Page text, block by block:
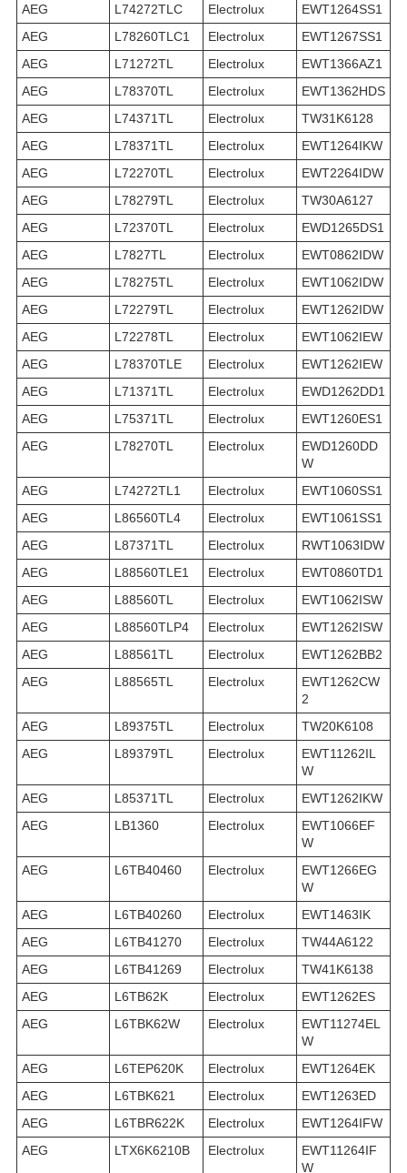
AEG
L74272TLC Electrolux
EWT1264SS1
AEG
L78260TLC1 Electrolux
EWT1267SS1
AEG
L71272TL Electrolux
EWT1366AZ1
AEG
L78370TL Electrolux
EWT1362HDS
AEG
L74371TL Electrolux
TW31K6128
AEG
L78371TL Electrolux
EWT1264IKW
AEG
L72270TL Electrolux
EWT2264IDW
AEG
L78279TL Electrolux
TW30A6127
AEG
L72370TL Electrolux
EWD1265DS1
AEG
L7827TL Electrolux
EWT0862IDW
AEG
L78275TL Electrolux
EWT1062IDW
AEG
L72279TL Electrolux
EWT1262IDW
AEG
L72278TL Electrolux
EWT1062IEW
AEG
L78370TLE Electrolux
EWT1262IEW
AEG
L71371TL Electrolux
EWD1262DD1
AEG
L75371TL Electrolux
EWT1260ES1
AEG
L78270TL Electrolux
EWD1260DD
W
AEG
L74272TL1 Electrolux
EWT1060SS1
AEG
L86560TL4 Electrolux
EWT1061SS1
AEG
L87371TL Electrolux
RWT1063IDW
AEG
L88560TLE1 Electrolux
EWT0860TD1
AEG
L88560TL Electrolux
EWT1062ISW
AEG
L88560TLP4 Electrolux
EWT1262ISW
AEG
L88561TL Electrolux
EWT1262BB2
AEG
L88565TL Electrolux
EWT1262CW
2
AEG
L89375TL Electrolux
TW20K6108
AEG
L89379TL Electrolux
EWT11262IL
W
AEG
L85371TL Electrolux
EWT1262IKW
AEG
LB1360 Electrolux
EWT1066EF
W
AEG
L6TB40460 Electrolux
EWT1266EG
W
AEG
L6TB40260 Electrolux
EWT1463IK
AEG
L6TB41270 Electrolux
TW44A6122
AEG
L6TB41269 Electrolux
TW41K6138
AEG
L6TB62K Electrolux
EWT1262ES
AEG
L6TBK62W Electrolux
EWT11274EL
W
AEG
L6TEP620K Electrolux
EWT1264EK
AEG
L6TBK621 Electrolux
EWT1263ED
AEG
L6TBR622K Electrolux
EWT1264IFW
AEG
LTX6K6210B Electrolux
EWT11264IF
W